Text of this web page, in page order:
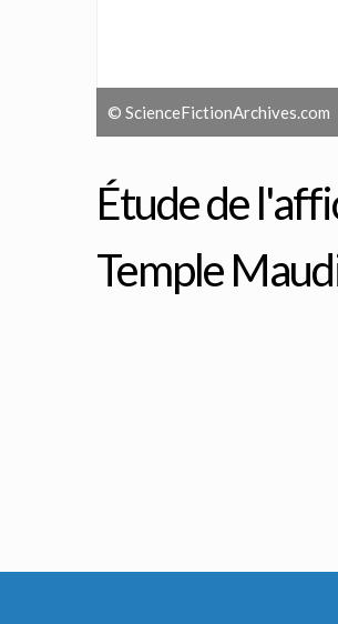
© ScienceFictionArchives.com
Étude de
Temple